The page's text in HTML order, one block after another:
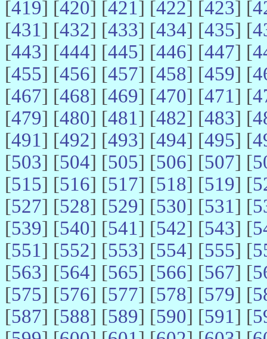
[419] [420] [421] [422] [423] [
[431] [432] [433] [434] [435] [
[443] [444] [445] [446] [447] [
[455] [456] [457] [458] [459] [
[467] [468] [469] [470] [471] [
[479] [480] [481] [482] [483] [
[491] [492] [493] [494] [495] [
[503] [504] [505] [506] [507] [
[515] [516] [517] [518] [519] [
[527] [528] [529] [530] [531] [
[539] [540] [541] [542] [543] [
[551] [552] [553] [554] [555] [
[563] [564] [565] [566] [567] [
[575] [576] [577] [578] [579] [
[587] [588] [589] [590] [591] [